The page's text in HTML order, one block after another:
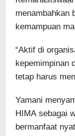
menambahkan
kemampuan
“Aktif di
kepemimpinan
tetap harus
Yamani
HIMA sebagai
bermanfaat